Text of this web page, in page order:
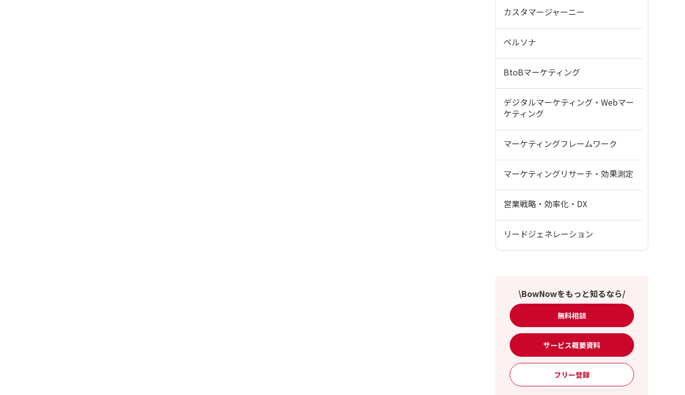
カスタマージャーニー
ペルソナ
BtoBマーケティング
デジタルマーケティング・Webマー
ケティング
マーケティングフレームワーク
マーケティングリサーチ・効果測定
営業戦略・効率化・DX
リードジェネレーション
\BowNowをもっと知るなら/
無料相談
サービス概要資料
フリー登録